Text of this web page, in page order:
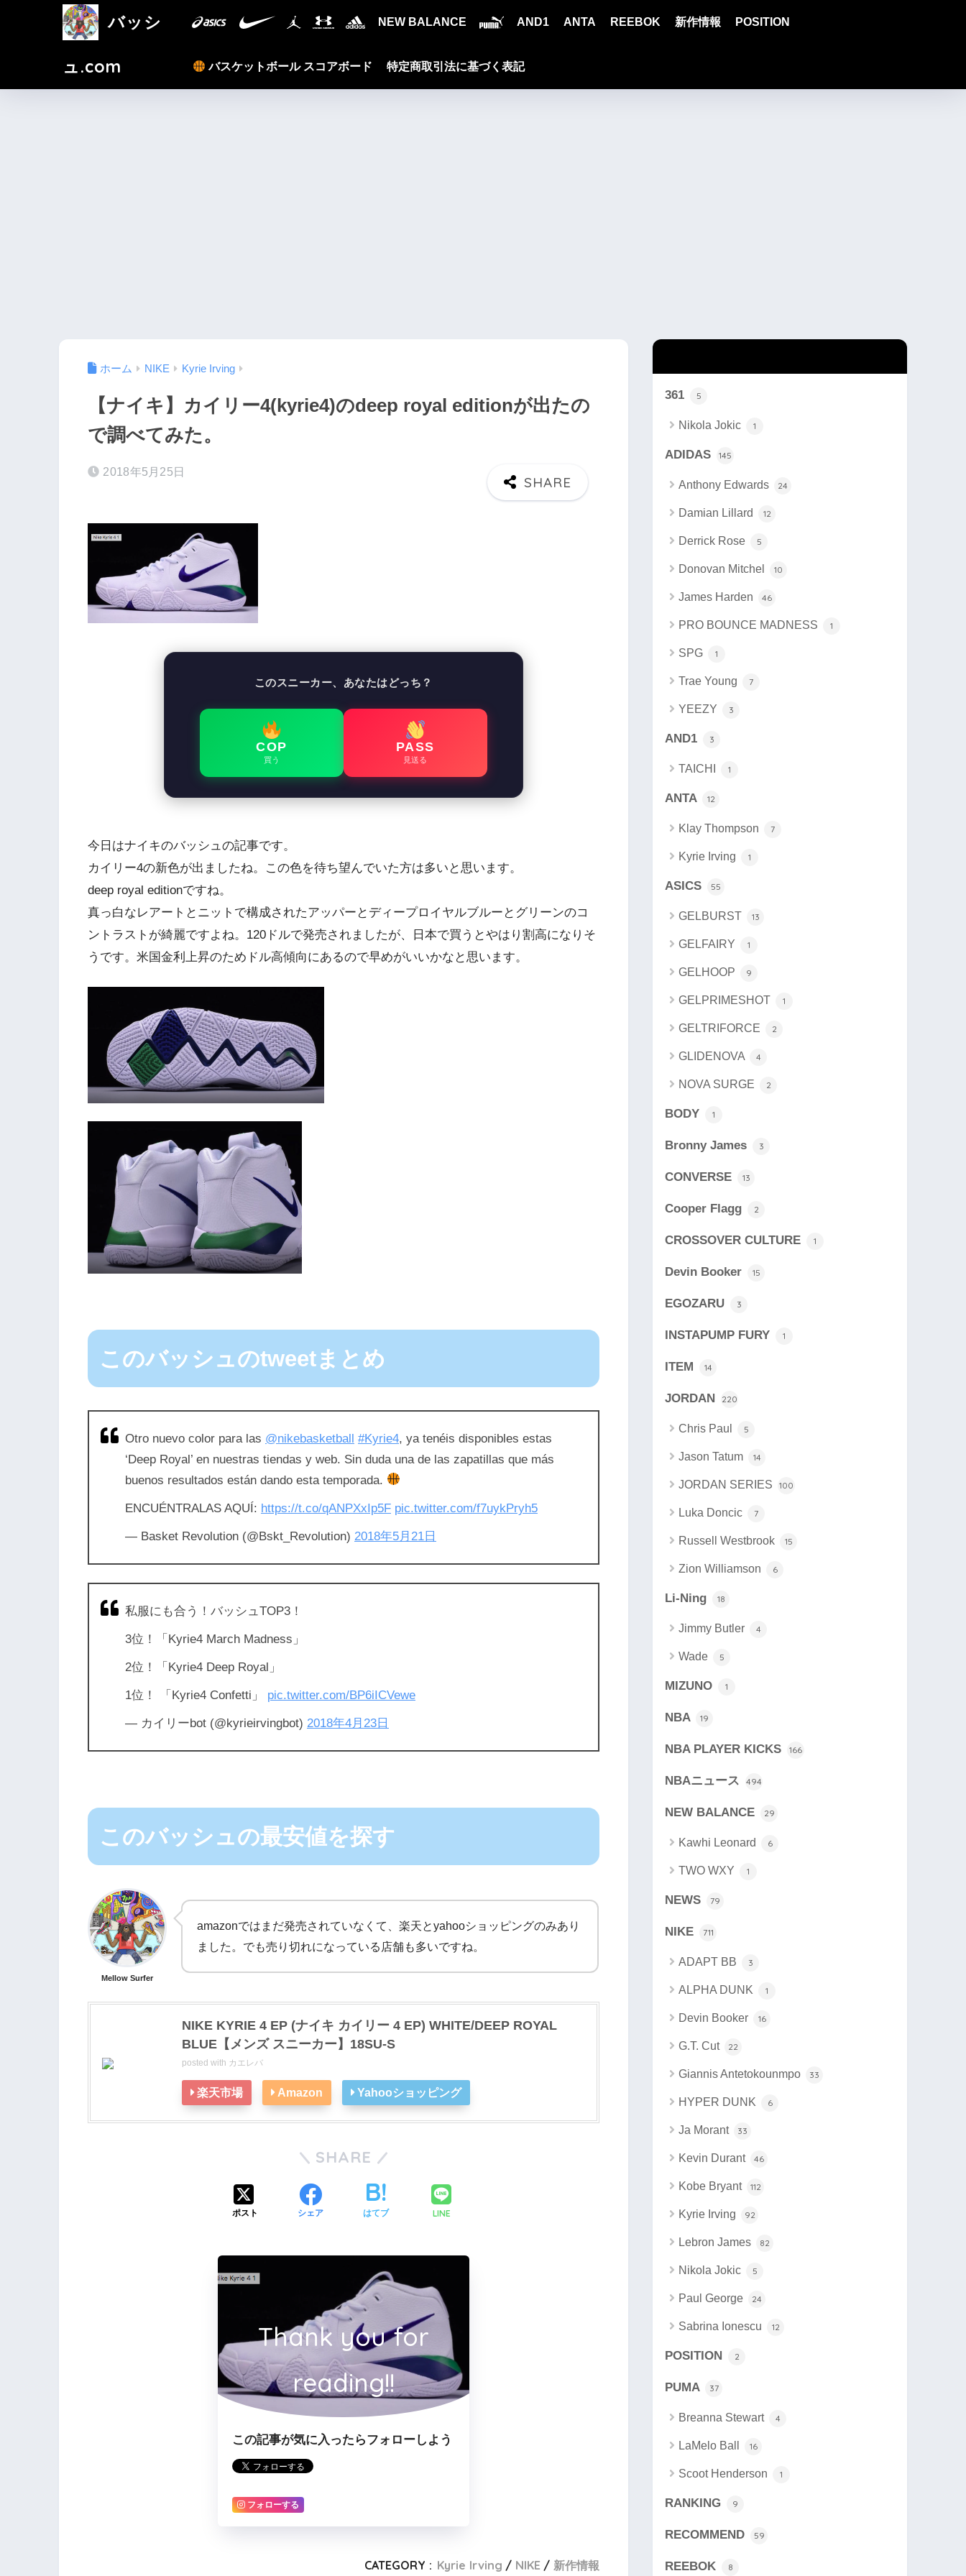
バッシ
ュ.com
NEW BALANCE AND1 ANTA REEBOK 新作情報 POSITION
バスケットボール スコアボード 特定商取引法に基づく表記
ホーム NIKE Kyrie Irving
【ナイキ】カイリー4(kyrie4)のdeep royal editionが出たの
で調べてみた。
2018年5月25日
このスニーカー、あなたはどっち？
COP
買う
PASS
見送る
今日はナイキのバッシュの記事です。
カイリー4の新色が出ましたね。この色を待ち望んでいた方は多いと思います。
deep royal editionですね。
真っ白なレアートとニットで構成されたアッパーとディープロイヤルブルーとグリーンのコ
ントラストが綺麗ですよね。120ドルで発売されましたが、日本で買うとやはり割高になりそ
うです。米国金利上昇のためドル高傾向にあるので早めがいいかなと思います。
このバッシュのtweetまとめ
Otro nuevo color para las @nikebasketball #Kyrie4, ya tenéis disponibles estas
‘Deep Royal’ en nuestras tiendas y web. Sin duda una de las zapatillas que más
buenos resultados están dando esta temporada.
ENCUÉNTRALAS AQUÍ: https://t.co/qANPXxIp5F pic.twitter.com/f7uykPryh5
— Basket Revolution (@Bskt_Revolution) 2018年5月21日
私服にも合う！バッシュTOP3！
3位！「Kyrie4 March Madness」
2位！「Kyrie4 Deep Royal」
1位！ 「Kyrie4 Confetti」 pic.twitter.com/BP6iICVewe
— カイリーbot (@kyrieirvingbot) 2018年4月23日
このバッシュの最安値を探す
Mellow Surfer
amazonではまだ発売されていなくて、楽天とyahooショッピングのみあり
ました。でも売り切れになっている店舗も多いですね。
NIKE KYRIE 4 EP (ナイキ カイリー 4 EP) WHITE/DEEP ROYAL
BLUE【メンズ スニーカー】18SU-S
posted with カエレバ
楽天市場 Amazon Yahooショッピング
SHARE
ポスト シェア はてブ LINE
Thank you for
reading!!
この記事が気に入ったらフォローしよう
フォローする
CATEGORY : Kyrie Irving NIKE 新作情報
361 5
Nikola Jokic 1
ADIDAS 145
Anthony Edwards 24
Damian Lillard 12
Derrick Rose 5
Donovan Mitchel 10
James Harden 46
PRO BOUNCE MADNESS 1
SPG 1
Trae Young 7
YEEZY 3
AND1 3
TAICHI 1
ANTA 12
Klay Thompson 7
Kyrie Irving 1
ASICS 55
GELBURST 13
GELFAIRY 1
GELHOOP 9
GELPRIMESHOT 1
GELTRIFORCE 2
GLIDENOVA 4
NOVA SURGE 2
BODY 1
Bronny James 3
CONVERSE 13
Cooper Flagg 2
CROSSOVER CULTURE 1
Devin Booker 15
EGOZARU 3
INSTAPUMP FURY 1
ITEM 14
JORDAN 220
Chris Paul 5
Jason Tatum 14
JORDAN SERIES 100
Luka Doncic 7
Russell Westbrook 15
Zion Williamson 6
Li-Ning 18
Jimmy Butler 4
Wade 5
MIZUNO 1
NBA 19
NBA PLAYER KICKS 166
NBAニュース 494
NEW BALANCE 29
Kawhi Leonard 6
TWO WXY 1
NEWS 79
NIKE 711
ADAPT BB 3
ALPHA DUNK 1
Devin Booker 16
G.T. Cut 22
Giannis Antetokounmpo 33
HYPER DUNK 6
Ja Morant 33
Kevin Durant 46
Kobe Bryant 112
Kyrie Irving 92
Lebron James 82
Nikola Jokic 5
Paul George 24
Sabrina Ionescu 12
POSITION 2
PUMA 37
Breanna Stewart 4
LaMelo Ball 16
Scoot Henderson 1
RANKING 9
RECOMMEND 59
REEBOK 8